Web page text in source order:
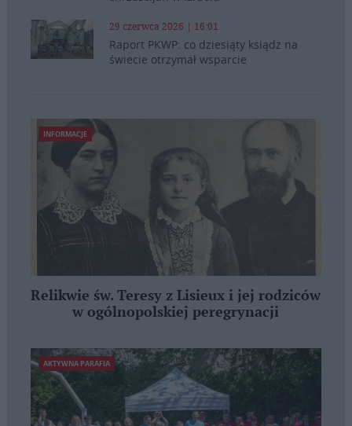
29 czerwca 2026 | 16:01
Raport PKWP: co dziesiąty ksiądz na
świecie otrzymał wsparcie
INFORMACJE
Relikwie św. Teresy z Lisieux i jej rodziców
w ogólnopolskiej peregrynacji
AKTYWNA PARAFIA